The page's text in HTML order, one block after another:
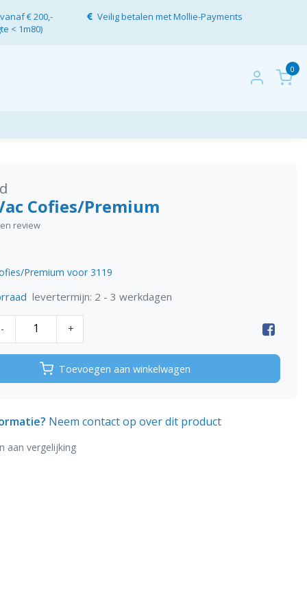
€ 200,-
< 1m80)
Veilig betalen met Mollie-Payments
0
Cofies/Premium
review
Premium voor 3119
levertermijn: 2 - 3 werkdagen
- +
Toevoegen aan winkelwagen
Neem contact op over dit product
aan vergelijking